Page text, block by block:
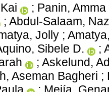
; Panin, Amma
; Abdul-Salaam,
Jolly ;
Sibele D. ;
; Askelund,
Aseman Bagheri ;
; Mejía,